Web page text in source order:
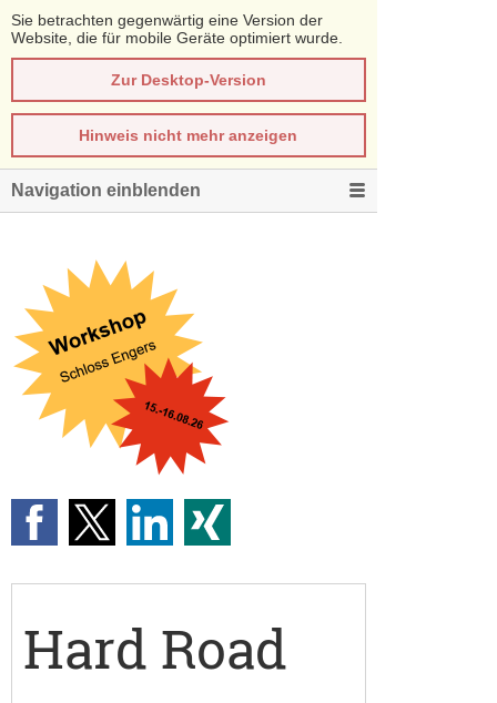
Sie betrachten gegenwärtig eine Version der
Website, die für mobile Geräte optimiert wurde.
Zur Desktop-Version
Hinweis nicht mehr anzeigen
Navigation einblenden
Hard Road